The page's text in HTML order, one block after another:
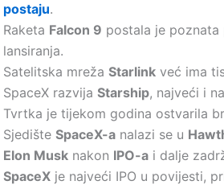
postaju.
Raketa Falcon 9 postala je
lansiranja.
Satelitska mreža Starlink već ima
SpaceX razvija Starship, najveći i
Tvrtka je tijekom godina ostvarila
Sjedište SpaceX-a nalazi se u
Elon Musk nakon IPO-a i dalje
SpaceX je najveći IPO u povijesti,